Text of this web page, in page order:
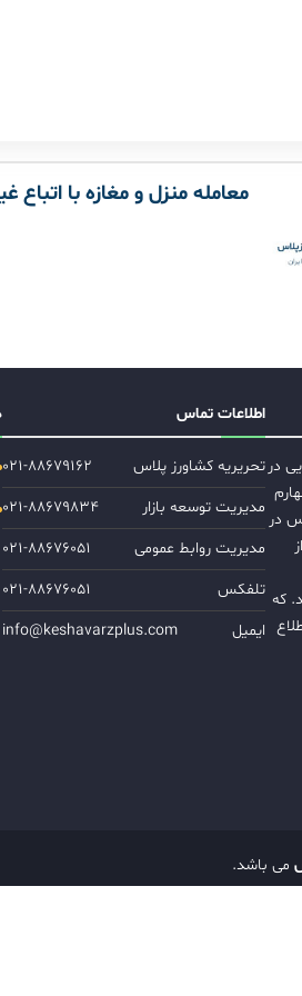
معامله منزل و مغازه با اتباع
در
در
از
که
اطلاعات تماس
تحریریه کشاورز پلاس
۰۲۱-۸۸۶۷۹۱۶۲
مدیریت توسعه بازار
۰۲۱-۸۸۶۷۹۸۳۴
مدیریت روابط عمومی
۰۲۱-۸۸۶۷۶۰۵۱
تلفکس
۰۲۱-۸۸۶۷۶۰۵۱
ایمیل
info@keshavarzplus.com
می باشد.